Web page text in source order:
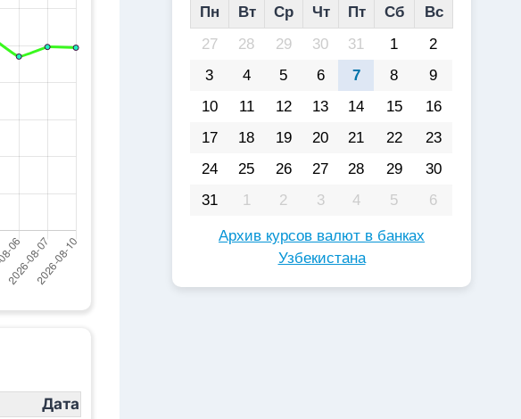
Дата
Пн Вт Ср Чт Пт Сб
Вс
27
28 29 30 31 1
2
3
4 5 6 7 8
9
10
11 12 13 14 15
16
17
18 19 20 21 22
23
24
25 26 27 28 29
30
31
1 2 3 4 5 6
Архив курсов валют в банках
Узбекистана